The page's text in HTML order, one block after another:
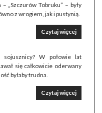
„Szczurów Tobruku” – były
z wrogiem, jak i pustynią.
Czytaj więcej
W połowie lat
się całkowicie oderwany
byłaby trudna.
Czytaj więcej